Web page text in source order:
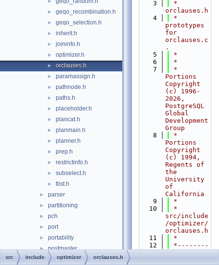
► geqo_recombination.h
► geqo_selection.h
► inherit.h
► joininfo.h
► optimizer.h
► orclauses.h
► paramassign.h
► pathnode.h
► paths.h
► placeholder.h
► plancat.h
► planmain.h
► planner.h
► prep.h
► restrictinfo.h
► subselect.h
► tlist.h
► parser
► partitioning
► pch
► port
► portability
► postmaster
► regex
    3
*
orclauses.h
    4
*
prototypes
for
orclauses.c
.
    5
*
    6
*
    7
*
Portions
Copyright
(c) 1996-
2026,
PostgreSQL
Global
Development
Group
    8
*
Portions
Copyright
(c) 1994,
Regents of
the
University
of
California
    9
*
   10
*
src/include
/optimizer/
orclauses.h
   11
*
   12
*--------
src include optimizer orclauses.h